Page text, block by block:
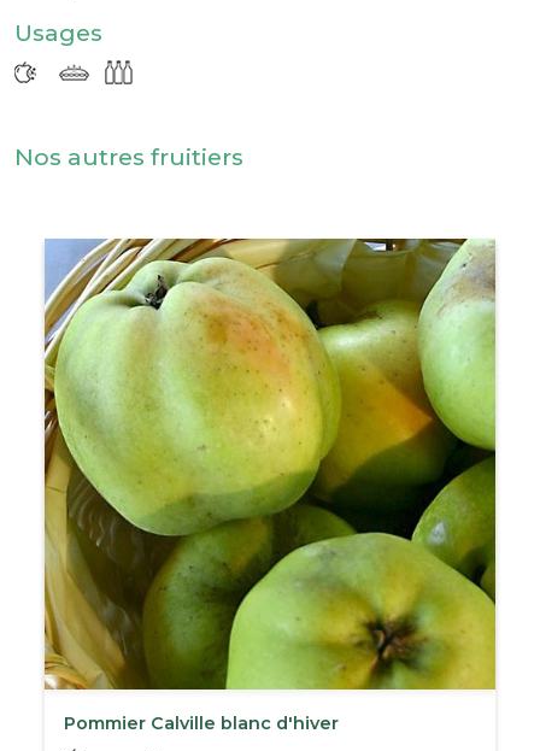
Usages
Nos autres fruitiers
Pommier Calville blanc d'hiver